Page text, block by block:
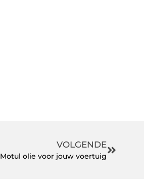
VOLGENDE
Motul olie voor jouw voertuig